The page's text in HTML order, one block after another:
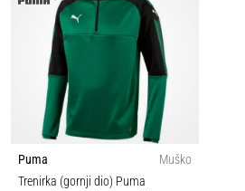
Puma
Muško
Trenirka (gornji dio) Puma